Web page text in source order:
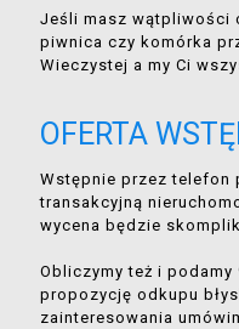
Jeśli masz wątpliwości
piwnica czy komórka
Wieczystej a my Ci
OFERTA
Wstępnie przez telefon
transakcyjną
wycena będzie
Obliczymy też i
propozycję odkupu
zainteresowania